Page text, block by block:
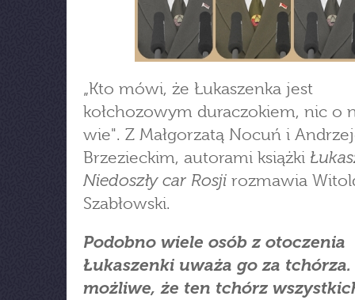
„Kto mówi, że Łukaszenka jest
kołchozowym duraczokiem, nic o
wie". Z Małgorzatą Nocuń i
Brzezieckim, autorami książki
Niedoszły car Rosji rozmawia
Szabłowski.
Podobno wiele osób z otoczenia
Łukaszenki uważa go za
możliwe, że ten tchórz